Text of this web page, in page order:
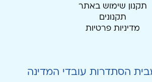
תקנון שימוש באתר
תקנונים
מדיניות פרטיות
הסתדרות עובדי המדינה